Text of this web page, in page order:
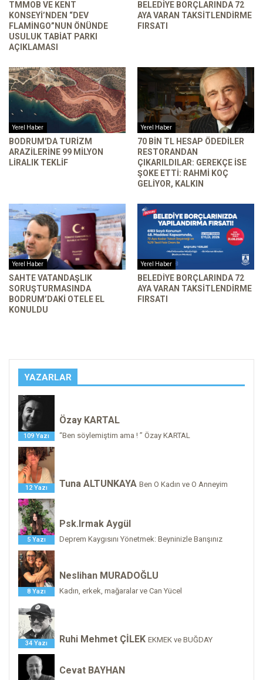
TMMOB VE KENT
KONSEYI’NDEN “DEV
FLAMINGO”NUN ÖNÜNDE
USULUK TABIAT PARKI
AÇIKLAMASI
BELEDIYE BORÇLARINDA 72
AYA VARAN TAKSITLENDIRME
FIRSATI
Yerel Haber
BODRUM'DA TURIZM
ARAZILERINE 99 MILYON
LIRALIK TEKLIF
Yerel Haber
70 BIN TL HESAP ÖDEDILER
RESTORANDAN
ÇIKARILDILAR: GEREKÇE ISE
ŞOKE ETTI: RAHMI KOÇ
GELIYOR, KALKIN
Yerel Haber
SAHTE VATANDAŞLIK
SORUŞTURMASINDA
BODRUM’DAKI OTELE EL
KONULDU
Yerel Haber
BELEDIYE BORÇLARINDA 72
AYA VARAN TAKSITLENDIRME
FIRSATI
YAZARLAR
109 Yazı
Özay KARTAL
“Ben söylemiştim ama ! ” Özay KARTAL
12 Yazı Tuna ALTUNKAYA Ben O Kadın ve O Anneyim
5 Yazı
Psk.Irmak Aygül
Deprem Kaygısını Yönetmek: Beyninizle Barışınız
8 Yazı
Neslihan MURADOĞLU
Kadın, erkek, mağaralar ve Can Yücel
34 Yazı Ruhi Mehmet ÇİLEK EKMEK ve BUĞDAY
Cevat BAYHAN